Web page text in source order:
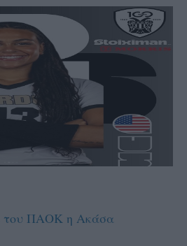
του ΠΑΟΚ η Ακάσα